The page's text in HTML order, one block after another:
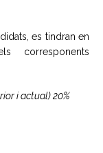
es tindran en
corresponents
i actual) 20%